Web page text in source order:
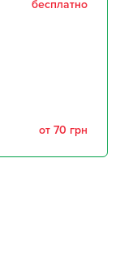
бесплатно
от 70 грн